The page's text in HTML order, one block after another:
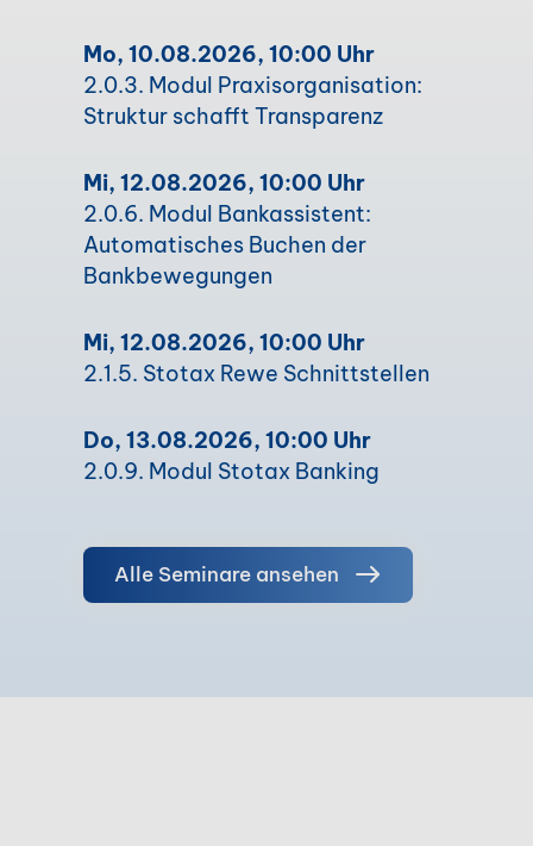
Mo, 10.08.2026, 10:00 Uhr
2.0.3. Modul Praxisorganisation:
Struktur schafft Transparenz
Mi, 12.08.2026, 10:00 Uhr
2.0.6. Modul Bankassistent:
Automatisches Buchen der
Bankbewegungen
Mi, 12.08.2026, 10:00 Uhr
2.1.5. Stotax Rewe Schnittstellen
Do, 13.08.2026, 10:00 Uhr
2.0.9. Modul Stotax Banking
Alle Seminare ansehen